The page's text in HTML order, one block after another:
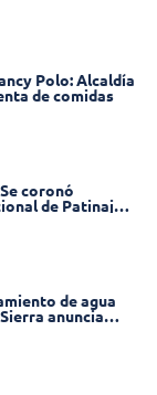
Polo: Alcaldía
de comidas
coronó
de Patinaje
de agua
anuncia